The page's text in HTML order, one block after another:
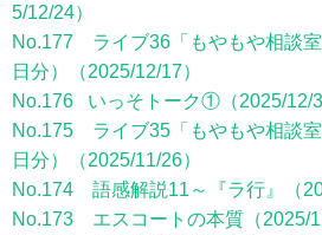
5/12/24）
No.177 ライブ36「もやもや相談
日分）（2025/12/17）
No.176 いっそトーク①（2025/12/3
No.175 ライブ35「もやもや相談
日分）（2025/11/26）
No.174 語感解説11～『ラ行』（
No.173 エスコートの本質（2025/